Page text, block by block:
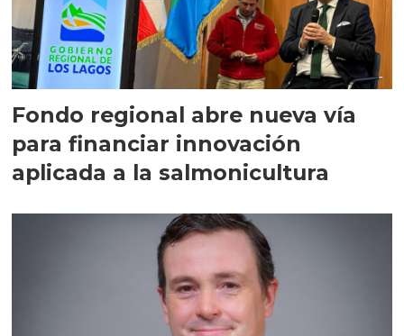
Fondo regional abre nueva vía
para financiar innovación
aplicada a la salmonicultura